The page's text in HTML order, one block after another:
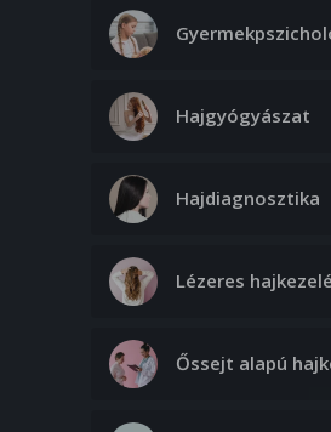
LASER-es bőrfiatalítás –
mélyebb ránc + rejuv
95. 000 Ft
75. 000 Ft
- Mellkas
85. 000 Ft
- Kezek
60. 000 Ft
Hajgyógyászat
Hajdiagnosztika
Lézeres
Őssejt alapú